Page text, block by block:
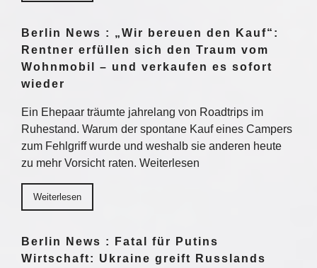
Berlin News : „Wir bereuen den Kauf“:
Rentner erfüllen sich den Traum vom
Wohnmobil – und verkaufen es sofort
wieder
Ein Ehepaar träumte jahrelang von Roadtrips im
Ruhestand. Warum der spontane Kauf eines Campers
zum Fehlgriff wurde und weshalb sie anderen heute
zu mehr Vorsicht raten. Weiterlesen
Weiterlesen
Berlin News : Fatal für Putins
Wirtschaft: Ukraine greift Russlands